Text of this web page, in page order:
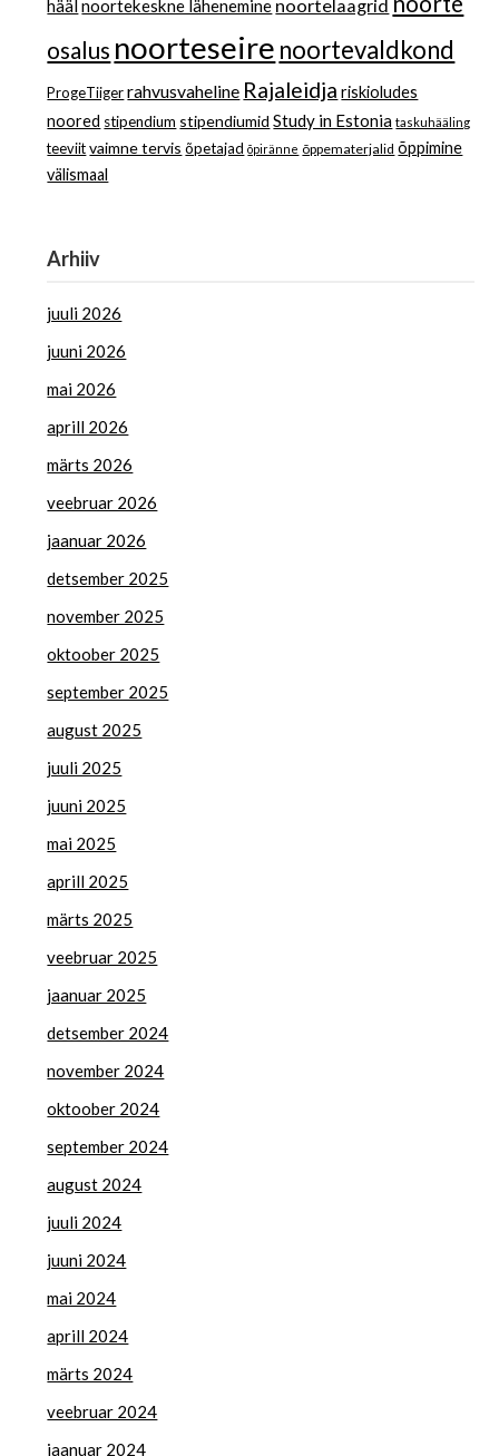
hääl noortekeskne lähenemine noortelaagrid
osalus noorteseire noortevaldkond
ProgeTiiger rahvusvaheline Rajaleidja riskioludes
noored stipendium stipendiumid Study in Estonia taskuhääling
teeviit vaimne tervis õpetajad õpiränne õppematerjalid õppimine
välismaal
Arhiiv
juuli 2026
juuni 2026
mai 2026
aprill 2026
märts 2026
veebruar 2026
jaanuar 2026
detsember 2025
november 2025
oktoober 2025
september 2025
august 2025
juuli 2025
juuni 2025
mai 2025
aprill 2025
märts 2025
veebruar 2025
jaanuar 2025
detsember 2024
november 2024
oktoober 2024
september 2024
august 2024
juuli 2024
juuni 2024
mai 2024
aprill 2024
märts 2024
veebruar 2024
jaanuar 2024